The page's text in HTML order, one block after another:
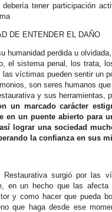
tener participación
DE ENTENDER EL DAÑO
humanidad perdida u
el sistema penal, los trata,
las víctimas pueden sentir un
son seres humanos
y sus herramientas,
un marcado carácter
en un puente abierto para
lograr una sociedad
la confianza en sus
surgió por las
en un hecho que las
y como hacer que pueda
que haga desde ese